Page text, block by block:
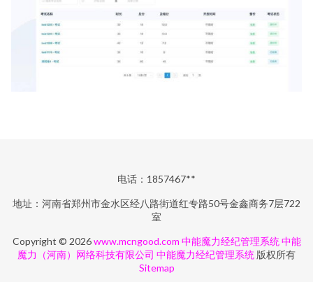
电话：1857467**
地址：河南省郑州市金水区经八路街道红专路50号金鑫商务7层722
室
Copyright © 2026www.mcngood.com 中能魔力经纪管理系统 中能
魔力（河南）网络科技有限公司 中能魔力经纪管理系统 版权所有
Sitemap